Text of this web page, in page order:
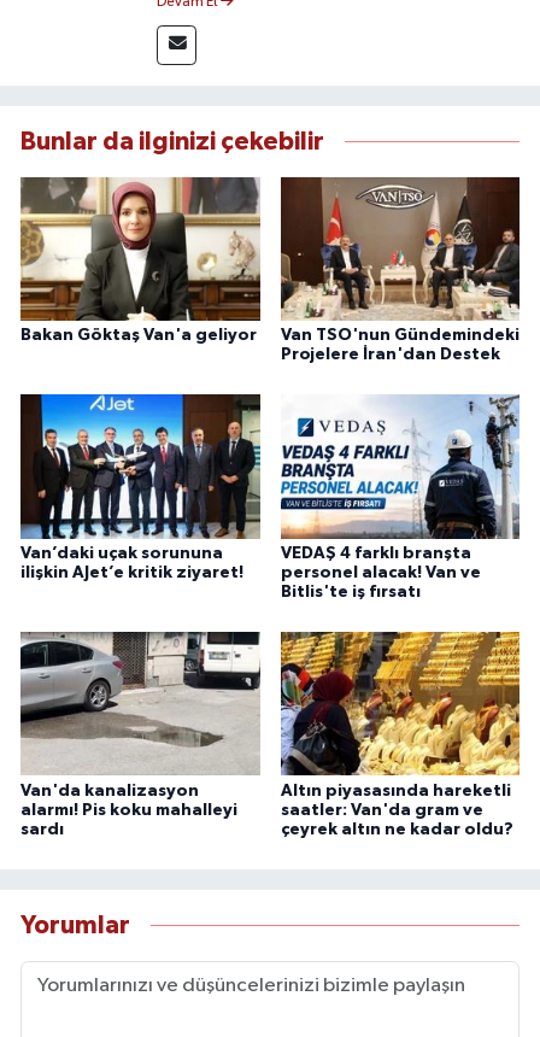
mezunu olan Tink, sahadan edindiği bilgilerle
doğruluk, tarafsızlık ve etik ilkeler
Bunlar da ilginizi çekebilir
Bakan Göktaş Van'a geliyor
Van TSO'nun Gündemindeki
Projelere İran'dan Destek
Van’daki uçak sorununa
ilişkin AJet’e kritik ziyaret!
VEDAŞ 4 farklı branşta
personel alacak! Van ve
Bitlis'te iş fırsatı
Van'da kanalizasyon
alarmı! Pis koku mahalleyi
sardı
Altın piyasasında hareketli
saatler: Van'da gram ve
çeyrek altın ne kadar oldu?
Yorumlar